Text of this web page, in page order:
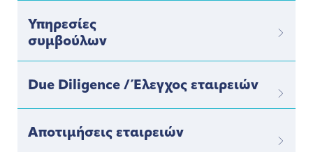
Υπηρεσίες
συμβούλων
Due Diligence / Έλεγχος εταιρειών
Αποτιμήσεις εταιρειών